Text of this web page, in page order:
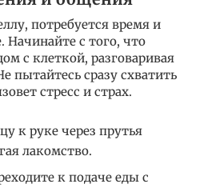
потребуется время и
Начинайте с того, что
с клеткой, разговаривая
пытайтесь сразу схватить
стресс и страх.
к руке через прутья
лакомство.
к подаче еды с